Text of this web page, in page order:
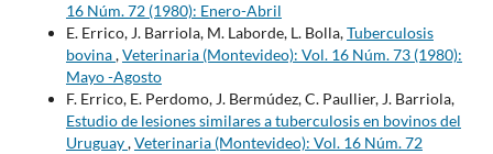
16 Núm. 72 (1980): Enero-Abril
E. Errico, J. Barriola, M. Laborde, L. Bolla,Tuberculosis
bovina,Veterinaria (Montevideo): Vol. 16 Núm. 73 (1980):
Mayo -Agosto
F. Errico, E. Perdomo, J. Bermúdez, C. Paullier, J. Barriola,
Estudio de lesiones similares a tuberculosis en bovinos del
Uruguay,Veterinaria (Montevideo): Vol. 16 Núm. 72